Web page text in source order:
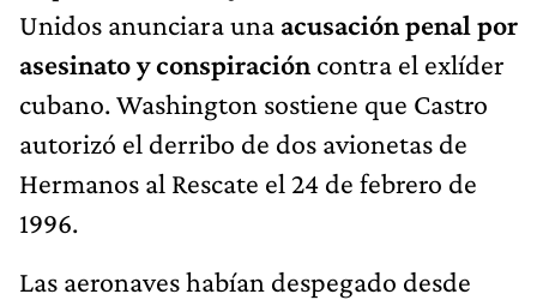
Unidos anunciara una acusación penal por
asesinato y conspiración contra el exlíder
cubano. Washington sostiene que Castro
autorizó el derribo de dos avionetas de
Hermanos al Rescate el 24 de febrero de
1996.
Las aeronaves habían despegado desde